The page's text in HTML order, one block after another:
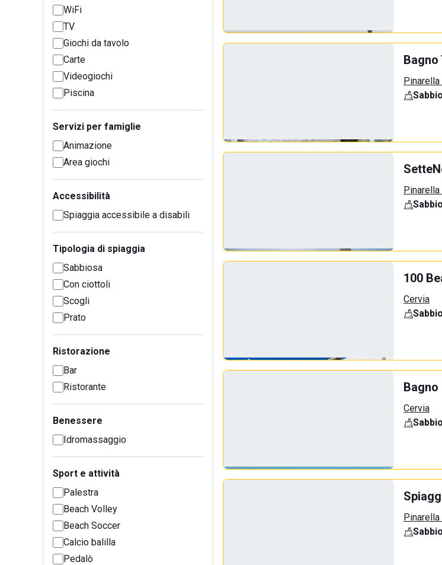
WiFi
TV
Giochi da tavolo
Carte
Videogiochi
Piscina
Servizi per famiglie
Animazione
Area giochi
Accessibilità
Spiaggia accessibile a disabili
Tipologia di spiaggia
Sabbiosa
Con ciottoli
Scogli
Prato
Ristorazione
Bar
Ristorante
Benessere
Idromassaggio
Sport e attività
Palestra
Beach Volley
Beach Soccer
Calcio balilla
Pedalò
Bagno
Pinarella
Pinarella
100
Cervia
Bagno
Cervia
Pinarella